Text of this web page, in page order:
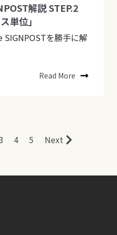
解説 STEP.2
単位」
を勝手に解
Read More
4 5 Next